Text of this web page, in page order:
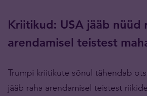
Kriitikud: USA jääb nüüd
arendamisel teistest
Trumpi kriitikute sõnul tähendab
jääb raha arendamisel teistest